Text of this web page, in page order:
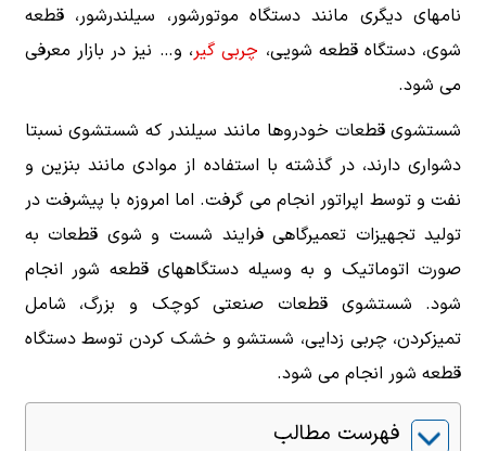
نامهای دیگری مانند دستگاه موتورشور، سیلندرشور، قطعه
شوی، دستگاه قطعه شویی، چربی گیر، و… نیز در بازار معرفی
می شود.
شستشوی قطعات خودروها مانند سیلندر که شستشوی نسبتا
دشواری دارند، در گذشته با استفاده از موادی مانند بنزین و
نفت و توسط اپراتور انجام می گرفت. اما امروزه با پیشرفت در
تولید تجهیزات تعمیرگاهی فرایند شست و شوی قطعات به
صورت اتوماتیک و به وسیله دستگاههای قطعه شور انجام
شود. شستشوی قطعات صنعتی کوچک و بزرگ، شامل
تمیزکردن، چربی زدایی، شستشو و خشک کردن توسط دستگاه
قطعه شور انجام می شود.
فهرست مطالب